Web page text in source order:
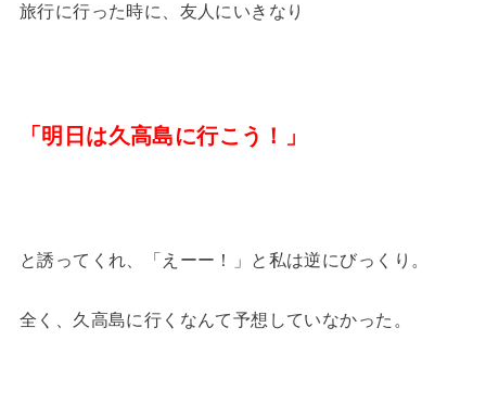
旅行に行った時に、友人にいきなり
「明日は久高島に行こう！」
と誘ってくれ、「えーー！」と私は逆にびっくり。
全く、久高島に行くなんて予想していなかった。